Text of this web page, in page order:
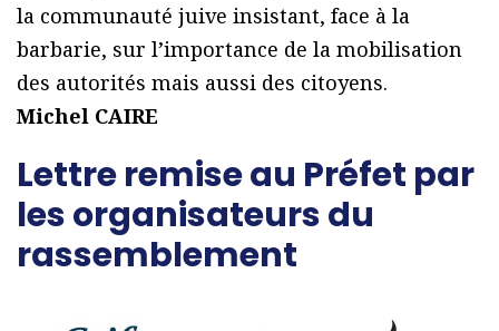
la communauté juive insistant, face à la
barbarie, sur l’importance de la mobilisation
des autorités mais aussi des citoyens.
Michel CAIRE
Lettre remise au Préfet par
les organisateurs du
rassemblement